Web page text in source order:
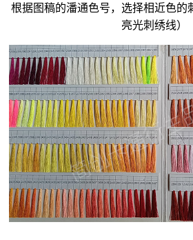
根据图稿的潘通色号，选择相近色的
亮光刺绣线）